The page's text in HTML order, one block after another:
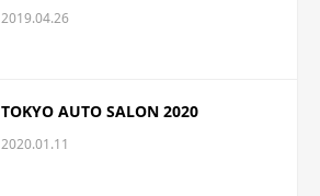
2019.04.26
TOKYO AUTO SALON 2020
2020.01.11